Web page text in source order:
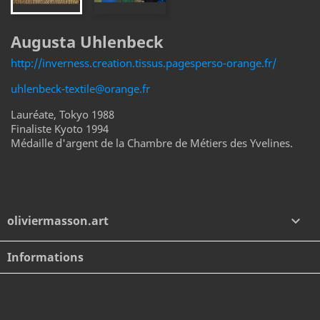
Augusta Uhlenbeck
http://inverness.creation.tissus.pagesperso-orange.fr/
uhlenbeck-textile@orange.fr
Lauréate, Tokyo 1988
Finaliste Kyoto 1994
Médaille d'argent de la Chambre de Métiers des Yvelines.
oliviermasson.art 
Informations